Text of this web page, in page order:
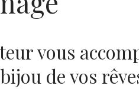
vous
de vos